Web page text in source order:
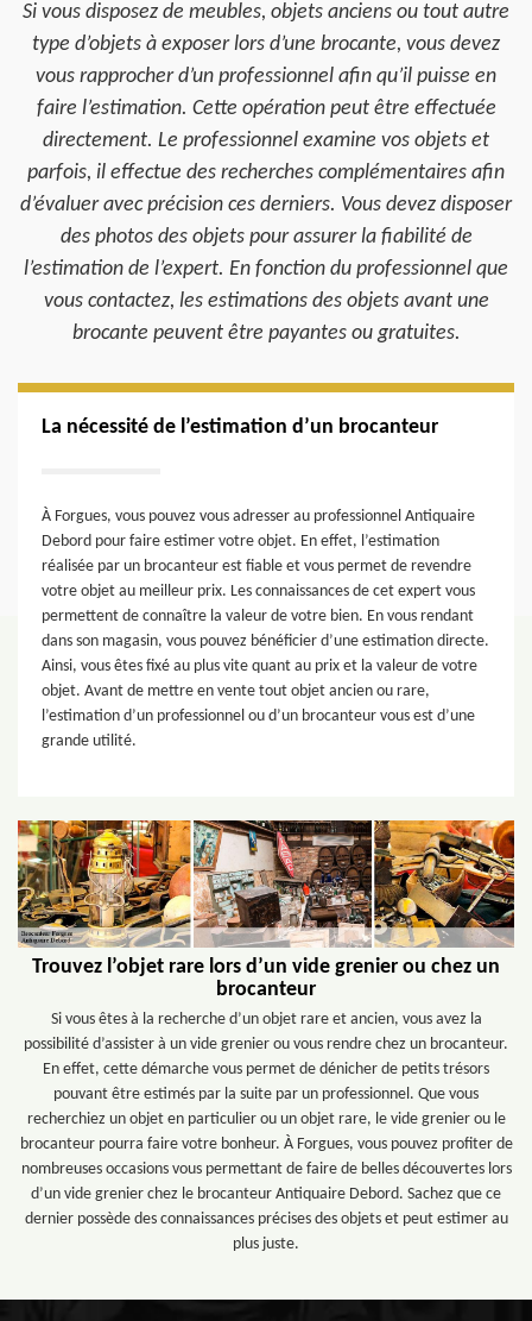
Si vous disposez de meubles, objets anciens ou tout autre
type d’objets à exposer lors d’une brocante, vous devez
vous rapprocher d’un professionnel afin qu’il puisse en
faire l’estimation. Cette opération peut être effectuée
directement. Le professionnel examine vos objets et
parfois, il effectue des recherches complémentaires afin
d’évaluer avec précision ces derniers. Vous devez disposer
des photos des objets pour assurer la fiabilité de
l’estimation de l’expert. En fonction du professionnel que
vous contactez, les estimations des objets avant une
brocante peuvent être payantes ou gratuites.
La nécessité de l’estimation d’un brocanteur
À Forgues, vous pouvez vous adresser au professionnel Antiquaire
Debord pour faire estimer votre objet. En effet, l’estimation
réalisée par un brocanteur est fiable et vous permet de revendre
votre objet au meilleur prix. Les connaissances de cet expert vous
permettent de connaître la valeur de votre bien. En vous rendant
dans son magasin, vous pouvez bénéficier d’une estimation directe.
Ainsi, vous êtes fixé au plus vite quant au prix et la valeur de votre
objet. Avant de mettre en vente tout objet ancien ou rare,
l’estimation d’un professionnel ou d’un brocanteur vous est d’une
grande utilité.
Trouvez l’objet rare lors d’un vide grenier ou chez un
brocanteur
Si vous êtes à la recherche d’un objet rare et ancien, vous avez la
possibilité d’assister à un vide grenier ou vous rendre chez un brocanteur.
En effet, cette démarche vous permet de dénicher de petits trésors
pouvant être estimés par la suite par un professionnel. Que vous
recherchiez un objet en particulier ou un objet rare, le vide grenier ou le
brocanteur pourra faire votre bonheur. À Forgues, vous pouvez profiter de
nombreuses occasions vous permettant de faire de belles découvertes lors
d’un vide grenier chez le brocanteur Antiquaire Debord. Sachez que ce
dernier possède des connaissances précises des objets et peut estimer au
plus juste.